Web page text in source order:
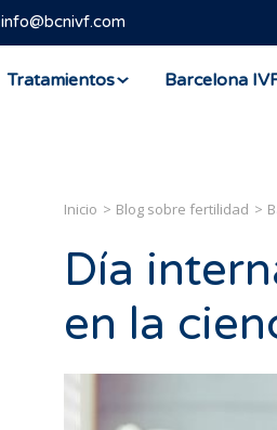
info@bcnivf.com
Tratamientos Barcelona
Inicio Blog sobre fertilidad
Día
en la